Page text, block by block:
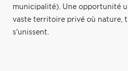
municipalité). Une opportunité
vaste territoire privé où nature,
s'unissent.